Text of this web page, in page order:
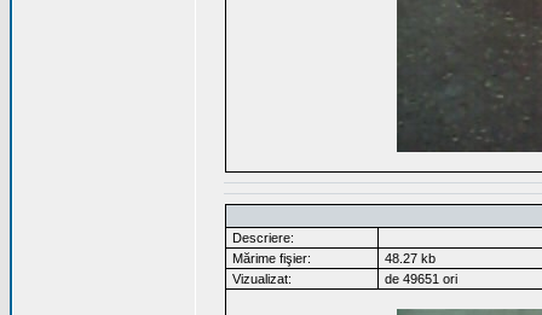
Descriere:
Mărime fişier:
48.27 kb
Vizualizat:
de 49651 ori